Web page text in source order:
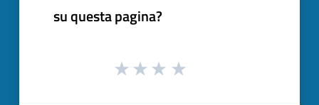
su questa pagina?